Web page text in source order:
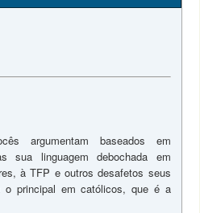
argumentam baseados em
sua linguagem debochada em
à TFP e outros desafetos seus
o principal em católicos, que é a